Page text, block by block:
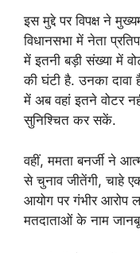
इस मुद्दे पर विपक्ष ने
विधानसभा में नेता
में इतनी बड़ी संख्या में
की घंटी है. उनका दावा
में अब वहां इतने वोटर
सुनिश्चित कर सकें.
वहीं, ममता बनर्जी ने
से चुनाव जीतेंगी, चाहे
आयोग पर गंभीर आरोप
मतदाताओं के नाम